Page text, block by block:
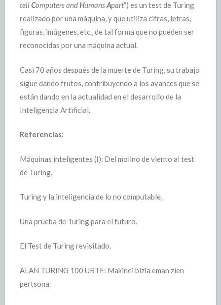
tellComputers and HumansApart”) es un test de Turing
realizado por una máquina, y que utiliza cifras, letras,
figuras, imágenes, etc., de tal forma que no pueden ser
reconocidas por una máquina actual.
Casi 70 años después de la muerte de Turing, su trabajo
sigue dando frutos, contribuyendo a los avances que se
están dando en la actualidad en el desarrollo de la
Inteligencia Artificial.
Referencias:
Máquinas inteligentes (I): Del molino de viento al test
de Turing.
Turing y la inteligencia de lo no computable,
Una prueba de Turing para el futuro.
El Test de Turing revisitado.
ALAN TURING 100 URTE: Makinei bizia eman zien
pertsona.